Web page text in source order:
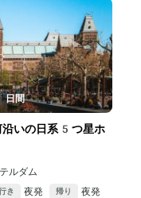
間
沿いの日系5つ星ホ
ルダム
き 夜発 帰り 夜発